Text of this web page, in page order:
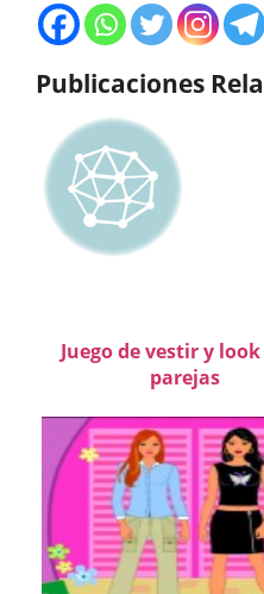
Publicaciones
Juego de vestir y
parejas